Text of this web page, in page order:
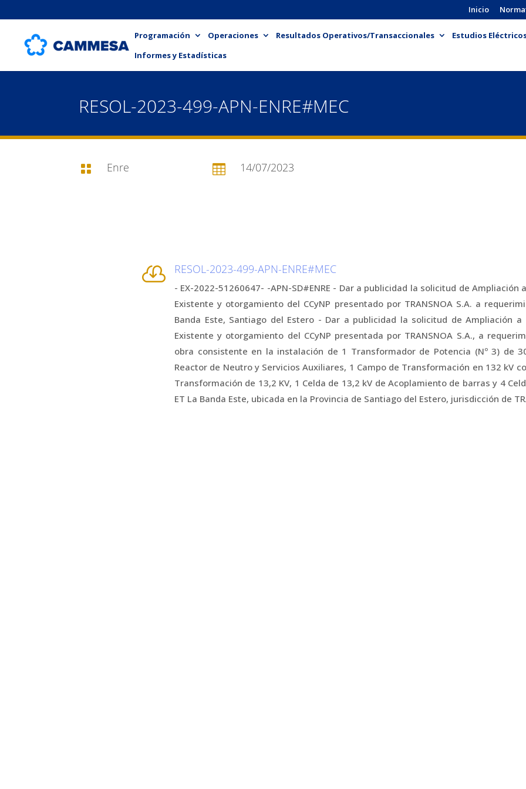
Inicio
Programación Operaciones Resultados Operativos/Transaccionales
Estudios
Informes y Estadísticas
RESOL-2023-499-APN-ENRE#MEC
 Enre  14/07/2023
 RESOL-2023-499-APN-ENRE#MEC
- EX-2022-51260647- -APN-SD#ENRE - Dar a publicidad la solicitud de Ampliación
Existente y otorgamiento del CCyNP presentado por TRANSNOA S.A. a
Banda Este, Santiago del Estero - Dar a publicidad la solicitud de Ampliación
Existente y otorgamiento del CCyNP presentada por TRANSNOA S.A., a
obra consistente en la instalación de 1 Transformador de Potencia (Nº 3) de
Reactor de Neutro y Servicios Auxiliares, 1 Campo de Transformación en 132 kV
Transformación de 13,2 KV, 1 Celda de 13,2 kV de Acoplamiento de barras y 4
ET La Banda Este, ubicada en la Provincia de Santiago del Estero, jurisdicción de